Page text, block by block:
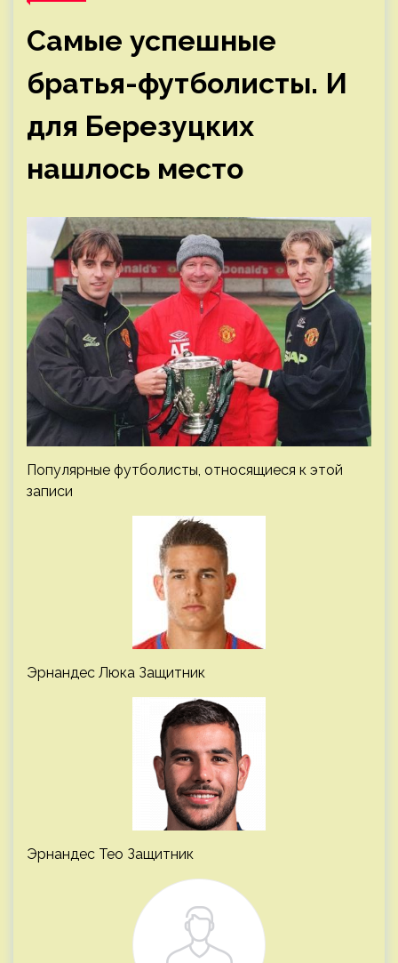
Самые успешные
братья-футболисты. И
для Березуцких
нашлось место
Популярные футболисты, относящиеся к этой
записи
Эрнандес Люка Защитник
Эрнандес Тео Защитник